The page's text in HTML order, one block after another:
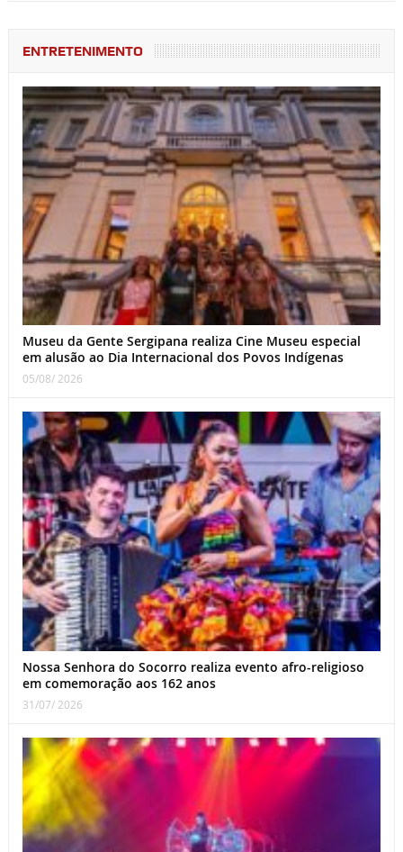
ENTRETENIMENTO
Museu da Gente Sergipana realiza Cine Museu especial
em alusão ao Dia Internacional dos Povos Indígenas
05/08/ 2026
Nossa Senhora do Socorro realiza evento afro-religioso
em comemoração aos 162 anos
31/07/ 2026